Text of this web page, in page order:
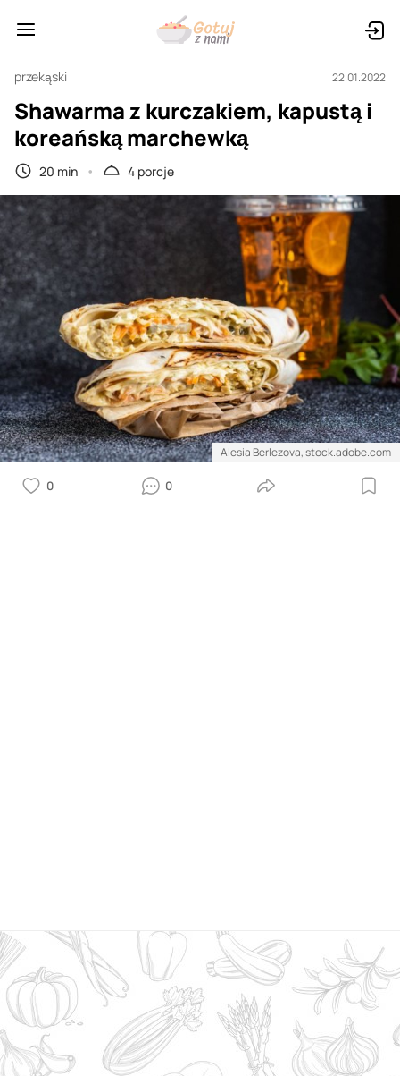
przekąski 22.01.2022
Shawarma z kurczakiem, kapustą i
koreańską marchewką
20 min 4 porcje
Alesia Berlezova, stock.adobe.com
0 0